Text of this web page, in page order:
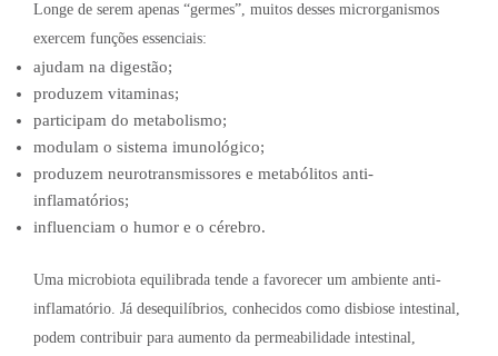
Longe de serem apenas “germes”, muitos desses microrganismos
exercem funções essenciais:
ajudam na digestão;
produzem vitaminas;
participam do metabolismo;
modulam o sistema imunológico;
produzem neurotransmissores e metabólitos anti-
inflamatórios;
influenciam o humor e o cérebro.
Uma microbiota equilibrada tende a favorecer um ambiente anti-
inflamatório. Já desequilíbrios, conhecidos como disbiose intestinal,
podem contribuir para aumento da permeabilidade intestinal,